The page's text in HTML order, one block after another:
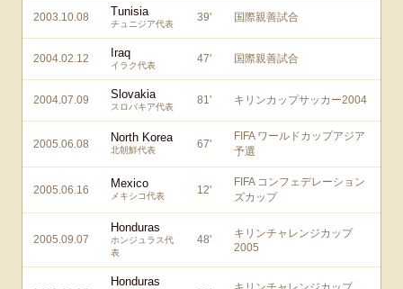
2003.10.08 Tunisia
チュニジア代表
39' 国際親善試合
2004.02.12 Iraq
イラク代表
47' 国際親善試合
2004.07.09 Slovakia
スロバキア代表
81' キリンカップサッカー2004
2005.06.08 North Korea
北朝鮮代表 67'
FIFA ワールドカップアジア
予選
2005.06.16 Mexico
メキシコ代表 12'
FIFA コンフェデレーション
ズカップ
2005.09.07
Honduras
ホンジュラス代
表
48'
キリンチャレンジカップ
2005
Honduras